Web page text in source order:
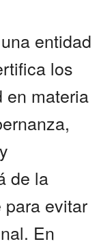
entidad
los
en materia
de la
evitar
En